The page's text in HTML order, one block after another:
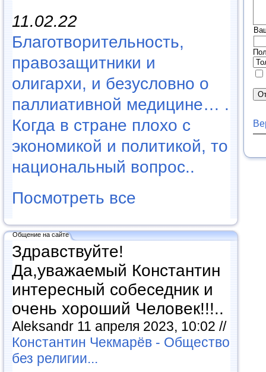
11.02.22
Благотворительность,
правозащитники и
олигархи, и безусловно о
паллиативной медицине… .
Когда в стране плохо с
экономикой и политикой, то
национальный вопрос..
Посмотреть все
Общение на сайте
Здравствуйте!
Да,уважаемый Константин
интересный собеседник и
очень хороший Человек!!!..
Aleksandr 11 апреля 2023, 10:02 //
Константин Чекмарёв - Общество
без религии...